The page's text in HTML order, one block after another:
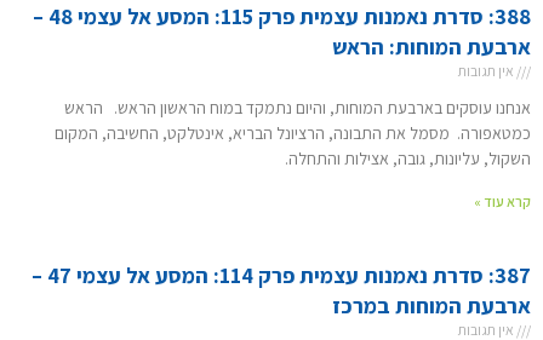
388: סדרת נאמנות עצמית פרק 115: המסע אל עצמי 48 –
ארבעת המוחות: הראש
אין תגובות
אנחנו עוסקים בארבעת המוחות, והיום נתמקד במוח הראשון הראש. הראש
כמטאפורה. מסמל את התבונה, הרציונל הבריא, אינטלקט, החשיבה, המקום
השקול, עליונות, גובה, אצילות והתחלה.
קרא עוד »
387: סדרת נאמנות עצמית פרק 114: המסע אל עצמי 47 –
ארבעת המוחות במרכז
אין תגובות